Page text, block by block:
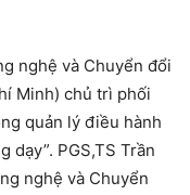
nghệ và Chuyển đổi
Minh) chủ trì phối
quản lý điều hành
dạy”. PGS,TS Trần
nghệ và Chuyển